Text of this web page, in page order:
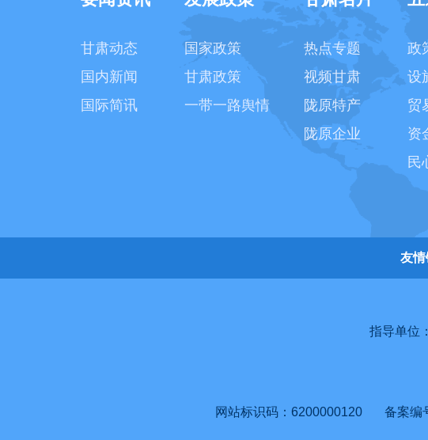
甘肃动态
国内新闻
国际简讯
国家政策
甘肃政策
一带一路舆情
热点专题
视频甘肃
陇原特产
陇原企业
政
设
贸
资
民
友
指导单位
网站标识码：6200000120
备案编